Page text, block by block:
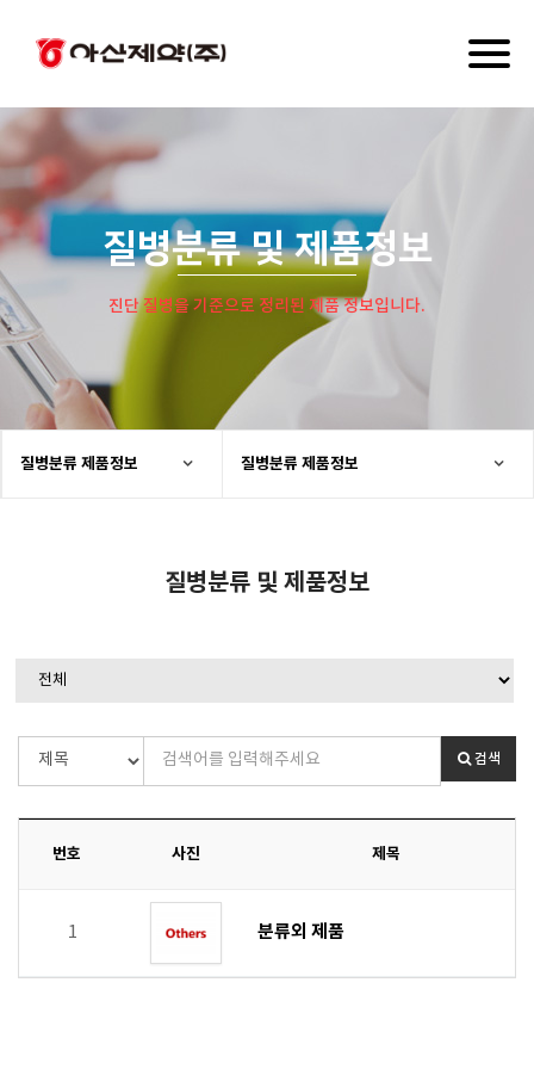
질병분류 및 제품정보
진단 질병을 기준으로 정리된 제품 정보입니다.
질병분류 제품정보 질병분류 제품정보
질병분류 및 제품정보
검색
번호 사진 제목
1 분류외 제품